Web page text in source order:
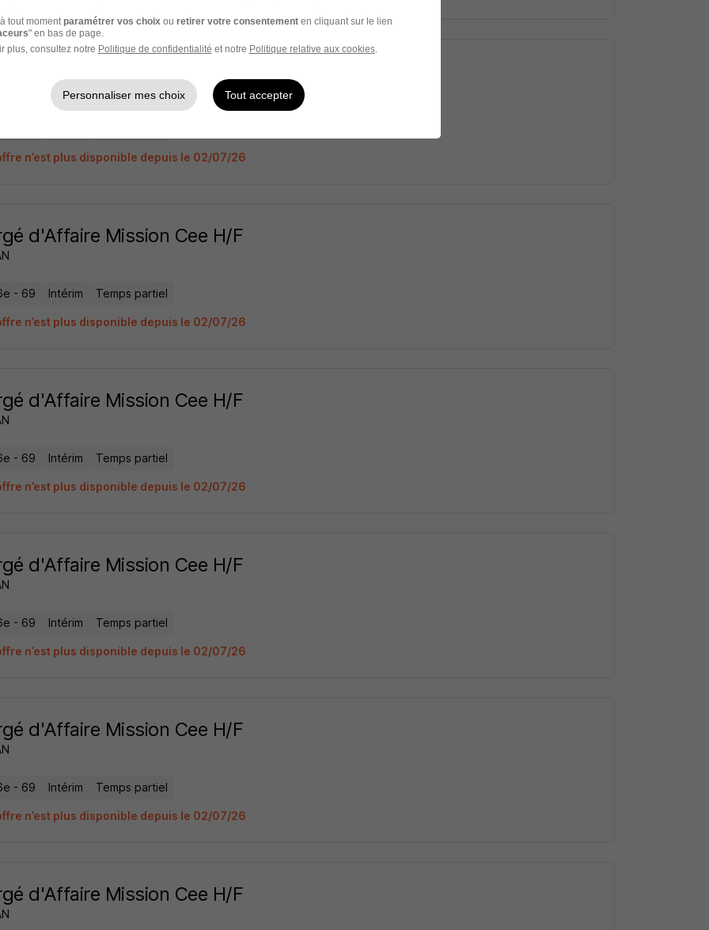
n’est plus disponible depuis le 02/07/26
d'Affaire Mission Cee H/F
- 69 Intérim Temps partiel
n’est plus disponible depuis le 02/07/26
d'Affaire Mission Cee H/F
- 69 Intérim Temps partiel
n’est plus disponible depuis le 02/07/26
d'Affaire Mission Cee H/F
- 69 Intérim Temps partiel
n’est plus disponible depuis le 02/07/26
d'Affaire Mission Cee H/F
- 69 Intérim Temps partiel
n’est plus disponible depuis le 02/07/26
d'Affaire Mission Cee H/F
tout moment paramétrer vos choix ou retirer votre consentementen cliquant sur le lien
" en bas de page.
plus, consultez notre Politique de confidentialité et notre Politique relative aux cookies.
Personnaliser mes choix Tout accepter